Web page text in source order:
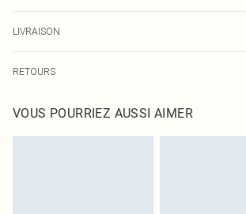
couleur peut déteindre.
LIVRAISON
Livraison express France
Jusqu'à 2-3 jours ouvrables
RETOURS
pour nous retourner un article.
Veuillez noter que nous ne pouvons pas rembourser
VOUS POURRIEZ AUSSI AIMER